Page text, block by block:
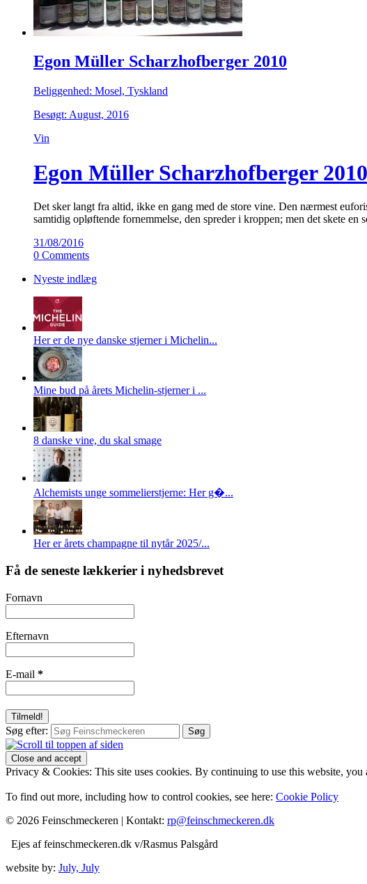
Egon Müller Scharzhofberger 2010
Beliggenhed: Mosel, Tyskland
Besøgt: August, 2016
Vin
Egon Müller Scharzhofberger
Det sker langt fra altid, ikke en gang med de store vine. Den nærmest
samtidig opløftende fornemmelse, den spreder i kroppen; men det skete
31/08/2016
0 Comments
Nyeste indlæg
Her er de nye danske stjerner i Michelin...
Mine bud på årets Michelin-stjerner i ...
8 danske vine, du skal smage
Alchemists unge sommelierstjerne: Her g�...
Her er årets champagne til nytår 2025/...
Få de seneste lækkerier i nyhedsbrevet
Fornavn
Efternavn
E-mail *
Søg efter:
Privacy & Cookies: This site uses cookies. By continuing to use this website, you
To find out more, including how to control cookies, see here: Cookie Policy
© 2026 Feinschmeckeren | Kontakt: rp@feinschmeckeren.dk
Ejes af feinschmeckeren.dk v/Rasmus Palsgård
website by: July, July